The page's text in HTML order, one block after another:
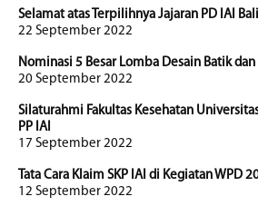
Selamat atas Terpilihnya Jajaran PD IAI
22 September 2022
Nominasi 5 Besar Lomba Desain Batik dan
20 September 2022
Silaturahmi Fakultas Kesehatan
PP IAI
17 September 2022
Tata Cara Klaim SKP IAI di Kegiatan WPD
12 September 2022